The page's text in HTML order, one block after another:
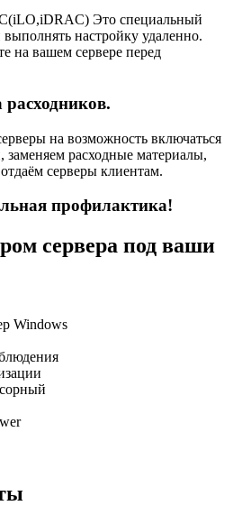
Это специальный
настройку удаленно.
на вашем сервере перед
на возможность включаться
расходные материалы,
серверы клиентам.
профилактика!
сервера под ваши
Windows